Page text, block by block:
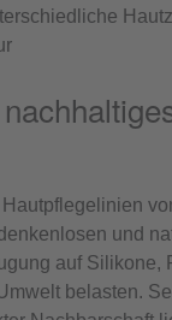
und
auf Silikone,
belasten.